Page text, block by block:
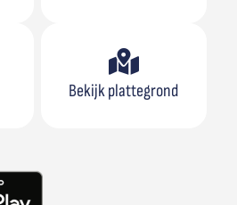
Bekijk plattegrond